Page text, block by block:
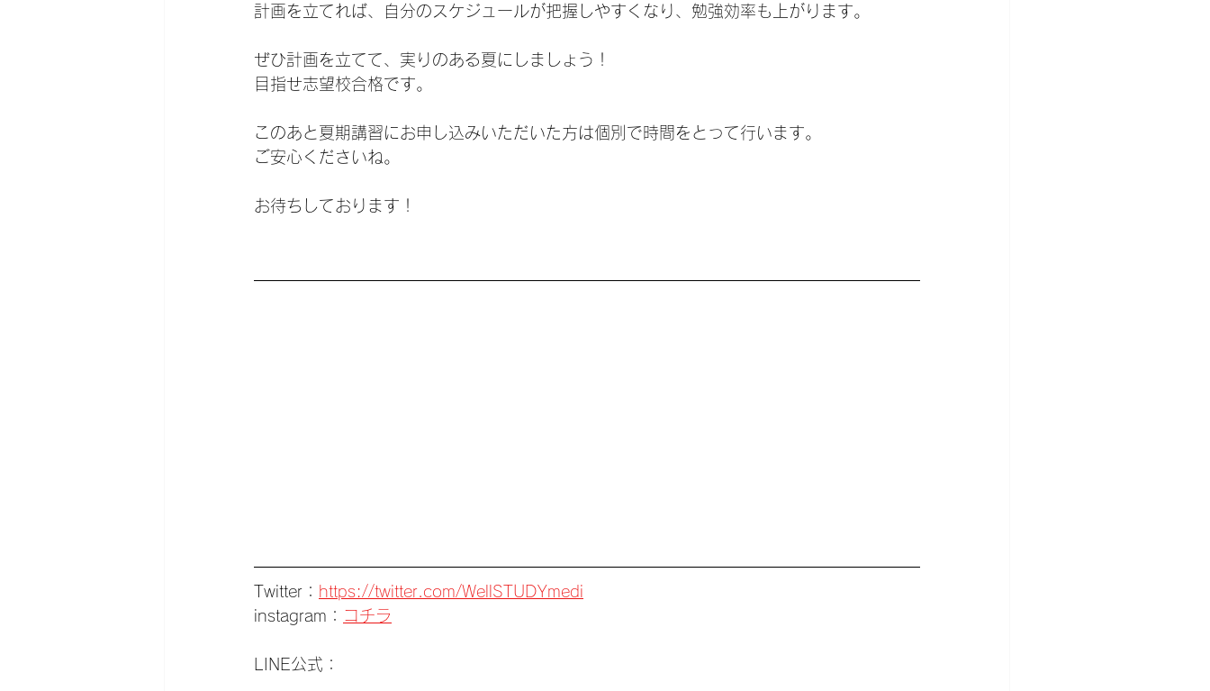
計画を立てれば、自分のスケジュールが把握しやすくなり、勉強効率も上がります。
ぜひ計画を立てて、実りのある夏にしましょう！
目指せ志望校合格です。
このあと夏期講習にお申し込みいただいた方は個別で時間をとって行います。
ご安心くださいね。
お待ちしております！
Twitter： https://twitter.com/WellSTUDYmedi
instagram： コチラ
LINE公式：